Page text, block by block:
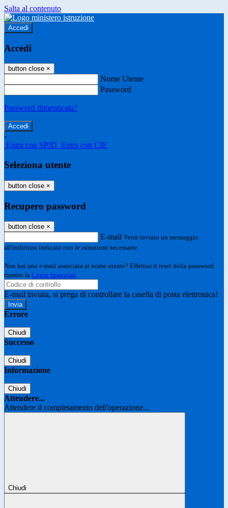
Salta al contenuto
Accedi
Accedi
button close ×
Nome Utente
Password
Password dimenticata?
-
Entra con SPID Entra con CIE
Seleziona utente
button close ×
Recupero password
button close ×
E-mail Verrà inviato un messaggio
all'indirizzo indicato con le istruzioni necessarie.
Non hai una e-mail associata al nome utente? Effettua il reset della password
tramite la Login Spaggiari
E-mail inviata, si prega di controllare la casella di posta elettronica!
Errore
Chiudi
Successo
Chiudi
Informazione
Chiudi
Attendere...
Attendere il completamento dell'operazione...
Chiudi